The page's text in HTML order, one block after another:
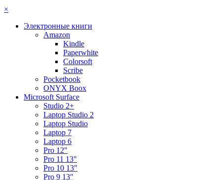
×
Электронные книги
Amazon
Kindle
Paperwhite
Colorsoft
Scribe
Pocketbook
ONYX Boox
Microsoft Surface
Studio 2+
Laptop Studio 2
Laptop Studio
Laptop 7
Laptop 6
Pro 12"
Pro 11 13"
Pro 10 13"
Pro 9 13"